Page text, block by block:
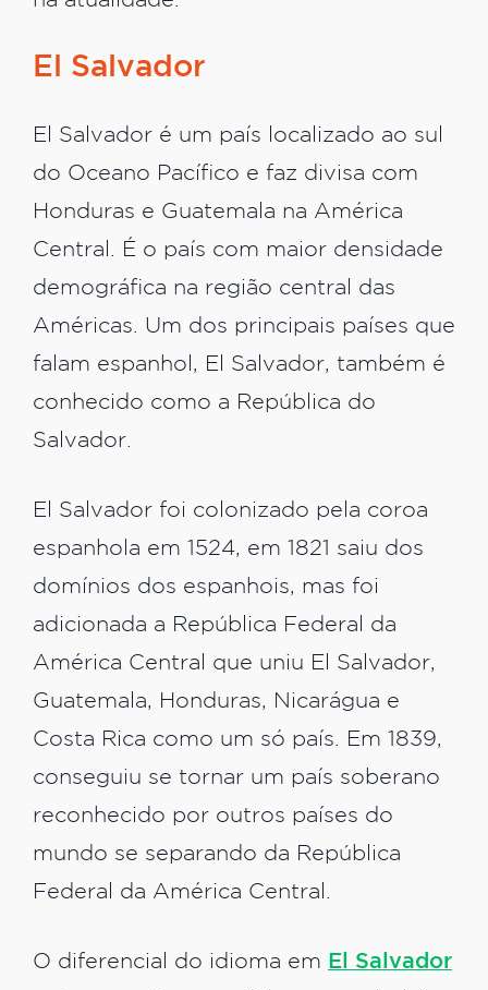
El Salvador
El Salvador é um país localizado ao sul
do Oceano Pacífico e faz divisa com
Honduras e Guatemala na América
Central. É o país com maior densidade
demográfica na região central das
Américas. Um dos principais países que
falam espanhol, El Salvador, também é
conhecido como a República do
Salvador.
El Salvador foi colonizado pela coroa
espanhola em 1524, em 1821 saiu dos
domínios dos espanhois, mas foi
adicionada a República Federal da
América Central que uniu El Salvador,
Guatemala, Honduras, Nicarágua e
Costa Rica como um só país. Em 1839,
conseguiu se tornar um país soberano
reconhecido por outros países do
mundo se separando da República
Federal da América Central.
O diferencial do idioma em El Salvador